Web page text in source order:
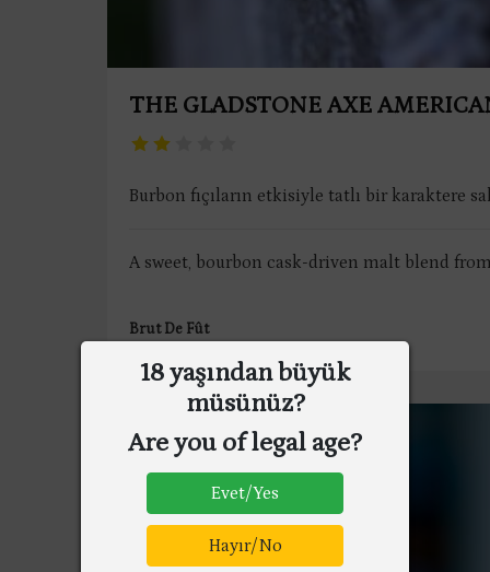
THE GLADSTONE AXE
Burbon fıçıların etkisiyle tatlı bir karaktere
A sweet, bourbon cask-driven malt blend
Brut De Fût
18 yaşından büyük
müsünüz?
Are you of legal age?
Evet/Yes
Hayır/No